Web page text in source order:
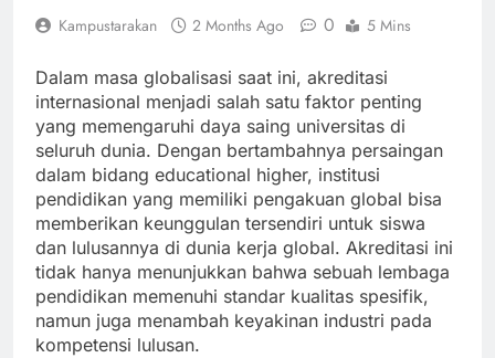
Kampustarakan 2 Months Ago 0 5 Mins
Dalam masa globalisasi saat ini, akreditasi
internasional menjadi salah satu faktor penting
yang memengaruhi daya saing universitas di
seluruh dunia. Dengan bertambahnya persaingan
dalam bidang educational higher, institusi
pendidikan yang memiliki pengakuan global bisa
memberikan keunggulan tersendiri untuk siswa
dan lulusannya di dunia kerja global. Akreditasi ini
tidak hanya menunjukkan bahwa sebuah lembaga
pendidikan memenuhi standar kualitas spesifik,
namun juga menambah keyakinan industri pada
kompetensi lulusan.